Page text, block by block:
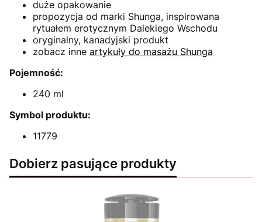
duże opakowanie
propozycja od marki Shunga, inspirowana
rytuałem erotycznym Dalekiego Wschodu
oryginalny, kanadyjski produkt
zobacz inne artykuły do masażu Shunga
Pojemność:
240 ml
Symbol produktu:
11779
Dobierz pasujące produkty